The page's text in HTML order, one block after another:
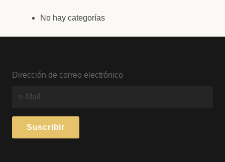
No hay categorías
Dirección de correo electrónico